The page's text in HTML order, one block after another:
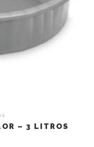
– 3 LITROS